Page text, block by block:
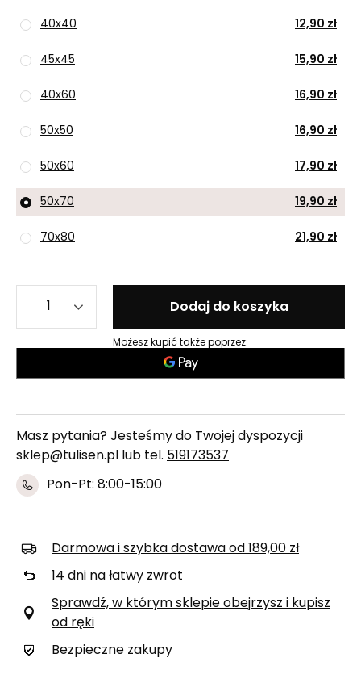
40x40 12,90 zł
45x45 15,90 zł
40x60 16,90 zł
50x50 16,90 zł
50x60 17,90 zł
50x70 19,90 zł
70x80 21,90 zł
Dodaj do koszyka
Możesz kupić także poprzez:
Masz pytania? Jesteśmy do Twojej dyspozycji
sklep@tulisen.pl lub tel. 519173537
Pon-Pt: 8:00-15:00
Darmowa i szybka dostawa od 189,00 zł
14 dni na łatwy zwrot
Sprawdź, w którym sklepie obejrzysz i kupisz
od ręki
Bezpieczne zakupy